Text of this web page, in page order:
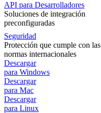
API para Desarrolladores
Soluciones de integración
preconfiguradas
Seguridad
Protección que cumple con las
normas internacionales
Descargar
para Windows
Descargar
para Mac
Descargar
para Linux